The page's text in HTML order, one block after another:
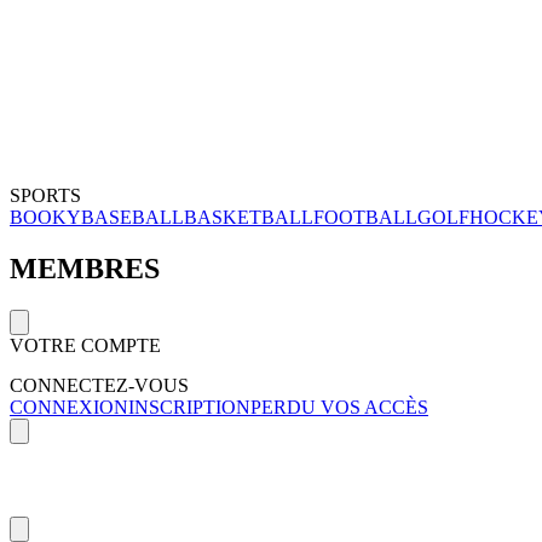
SPORTS
BOOKYBASEBALLBASKETBALLFOOTBALLGOLF
MEMBRES
VOTRE COMPTE
CONNECTEZ-VOUS
CONNEXIONINSCRIPTIONPERDU VOS ACCÈS